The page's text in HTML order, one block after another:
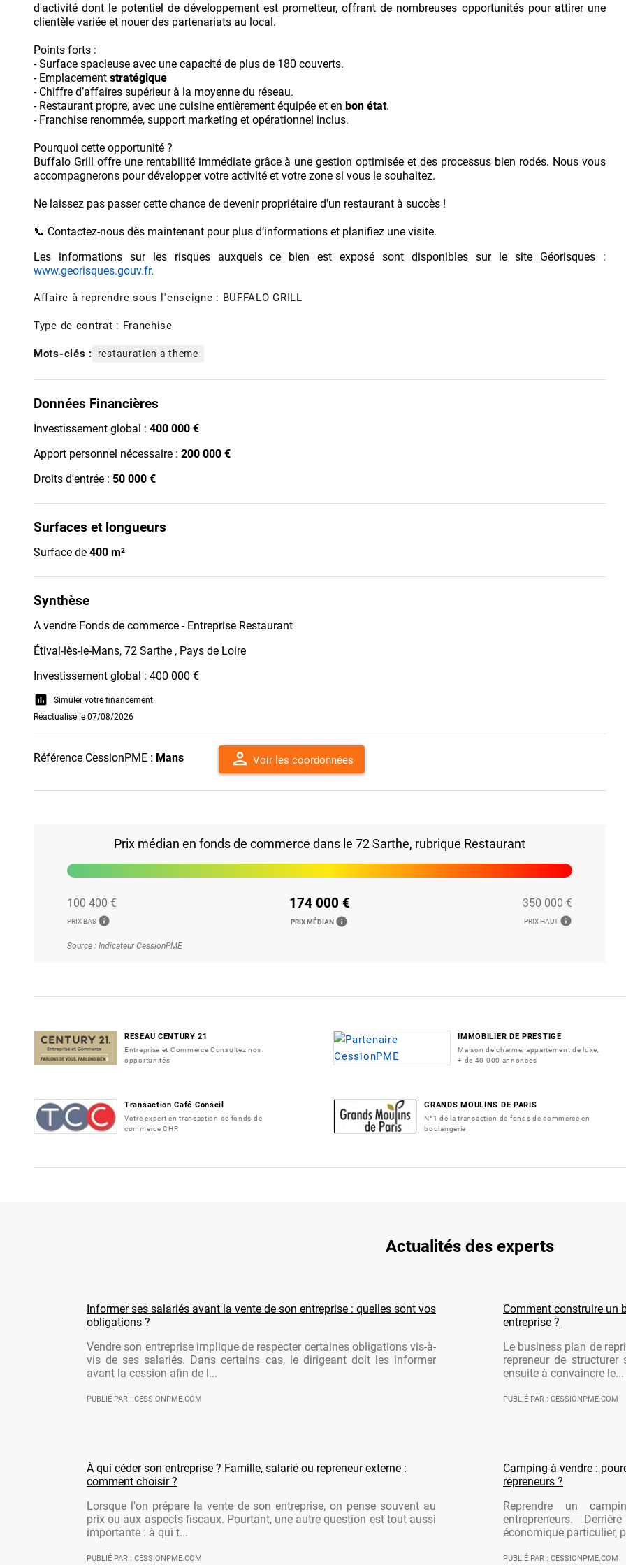
d'activité dont le potentiel de développement est prometteur, offrant de nombreuses opportunités pour attirer une
clientèle variée et nouer des partenariats au local.
Points forts :
- Surface spacieuse avec une capacité de plus de 180 couverts.
- Emplacement stratégique
- Chiffre d’affaires supérieur à la moyenne du réseau.
- Restaurant propre, avec une cuisine entièrement équipée et en bon état.
- Franchise renommée, support marketing et opérationnel inclus.
Pourquoi cette opportunité ?
Buffalo Grill offre une rentabilité immédiate grâce à une gestion optimisée et des processus bien rodés. Nous vous
accompagnerons pour développer votre activité et votre zone si vous le souhaitez.
Ne laissez pas passer cette chance de devenir propriétaire d'un restaurant à succès !
📞 Contactez-nous dès maintenant pour plus d’informations et planifiez une visite.
Les informations sur les risques auxquels ce bien est exposé sont disponibles sur le site Géorisques :
www.georisques.gouv.fr.
Affaire à reprendre sous l'enseigne : BUFFALO GRILL
Type de contrat : Franchise
Mots-clés : restauration a theme
Données Financières
Investissement global : 400 000 €
Apport personnel nécessaire : 200 000 €
Droits d'entrée : 50 000 €
Surfaces et longueurs
Surface de 400 m²
Synthèse
A vendre Fonds de commerce - Entreprise Restaurant
Étival-lès-le-Mans, 72 Sarthe , Pays de Loire
Investissement global : 400 000 €
assessment
Simuler votre financement
Réactualisé le 07/08/2026
Référence CessionPME : Mans person Voir les coordonnées
Prix médian en fonds de commerce dans le 72 Sarthe, rubrique Restaurant
100 400 €
PRIX BAS info
174 000 €
PRIX MÉDIAN info
350 000 €
PRIX HAUT info
Source : Indicateur CessionPME
RESEAU CENTURY 21
Entreprise et Commerce Consultez nos
opportunités
IMMOBILIER DE PRESTIGE
Maison de charme, appartement de luxe,
+ de 40 000 annonces
Transaction Café Conseil
Votre expert en transaction de fonds de
commerce CHR
GRANDS MOULINS DE PARIS
N°1 de la transaction de fonds de commerce en
boulangerie
Actualités des experts
Informer ses salariés avant la vente de son entreprise : quelles sont vos
obligations ?
Vendre son entreprise implique de respecter certaines obligations vis-à-
vis de ses salariés. Dans certains cas, le dirigeant doit les informer
avant la cession afin de l...
PUBLIÉ PAR : CESSIONPME.COM
Comment construire un
entreprise ?
Le business plan de
repreneur de
ensuite à convaincre le...
PUBLIÉ PAR : CESSIONPME.COM
À qui céder son entreprise ? Famille, salarié ou repreneur externe :
comment choisir ?
Lorsque l'on prépare la vente de son entreprise, on pense souvent au
prix ou aux aspects fiscaux. Pourtant, une autre question est tout aussi
importante : à qui t...
PUBLIÉ PAR : CESSIONPME.COM
Camping à vendre :
repreneurs ?
Reprendre un
entrepreneurs.
économique particulier,
PUBLIÉ PAR : CESSIONPME.COM